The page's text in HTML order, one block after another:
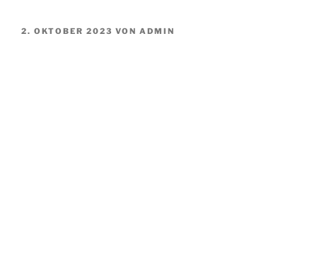
VERÖFFENTLICHT
2. OKTOBER 2023 VON ADMIN